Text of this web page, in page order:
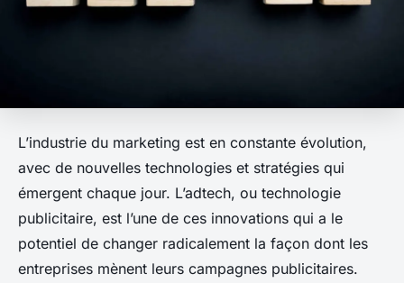
L’industrie du marketing est en constante évolution,
avec de nouvelles technologies et stratégies qui
émergent chaque jour. L’adtech, ou technologie
publicitaire, est l’une de ces innovations qui a le
potentiel de changer radicalement la façon dont les
entreprises mènent leurs campagnes publicitaires.